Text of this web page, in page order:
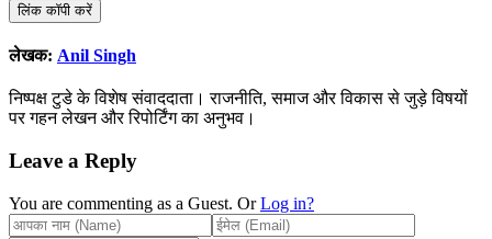
लिंक कॉपी करें
लेखक: Anil Singh
निष्पक्ष टुडे के विशेष संवाददाता। राजनीति, समाज और विकास से जुड़े विषयों
पर गहन लेखन और रिपोर्टिंग का अनुभव।
Leave a Reply
You are commenting as a Guest. Or Log in?